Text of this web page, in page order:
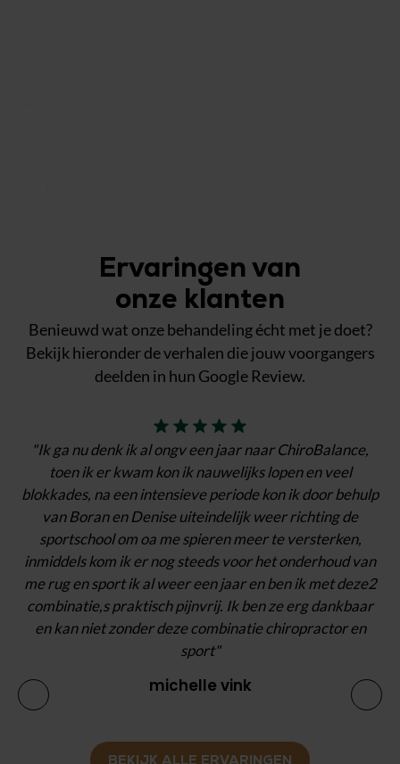
Ervaringen van
onze klanten
Benieuwd wat onze behandeling écht met je doet?
Bekijk hieronder de verhalen die jouw voorgangers
deelden in hun Google Review.
"Ik ga nu denk ik al ongv een jaar naar ChiroBalance,
toen ik er kwam kon ik nauwelijks lopen en veel
blokkades, na een intensieve periode kon ik door behulp
van Boran en Denise uiteindelijk weer richting de
sportschool om oa me spieren meer te versterken,
inmiddels kom ik er nog steeds voor het onderhoud van
me rug en sport ik al weer een jaar en ben ik met deze2
combinatie,s praktisch pijnvrij. Ik ben ze erg dankbaar
en kan niet zonder deze combinatie chiropractor en
sport"
michelle vink